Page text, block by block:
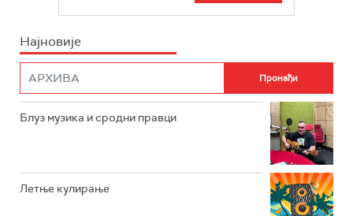
РАДИО РОКЕНРОЛЕР
РАДИО ЏЕЗЕР
ИНФО
Најновије
Блуз музика и сродни правци
Летње кулирање